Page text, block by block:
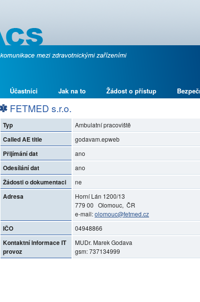
Účastníci Jak na to Žádost o přístup
FETMED s.r.o.
Typ Ambulatní pracoviště
Called AE title godavam.epweb
Přijímání dat ano
Odesílání dat ano
Žádosti o dokumentaci ne
Adresa
Horní Lán 1200/13
779 00 Olomouc, ČR
e-mail:olomouc@fetmed.cz
IČO 04948866
Kontaktní informace IT
provoz
MUDr. Marek Godava
gsm: 737134999